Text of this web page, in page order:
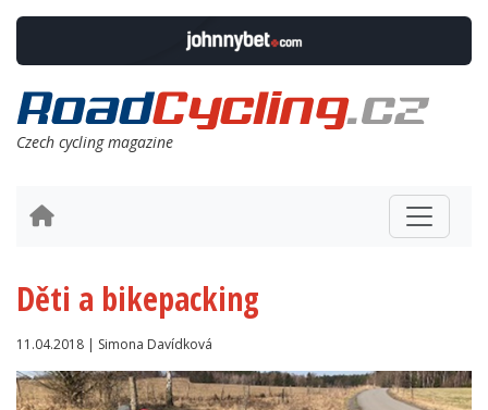
Czech cycling magazine
Děti a bikepacking
11.04.2018 | Simona Davídková